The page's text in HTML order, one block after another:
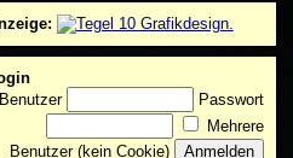
Benutzer
Passwort
Mehrere
Benutzer (kein Cookie)